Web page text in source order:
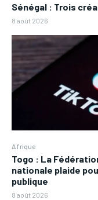
Sénégal : Trois
8 août 2026
Afrique
Togo : La
nationale plaide
publique
8 août 2026